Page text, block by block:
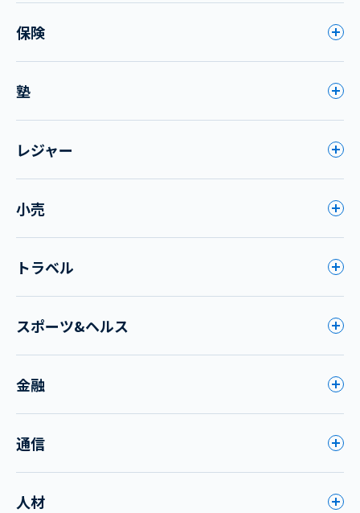
保険
塾
レジャー
小売
トラベル
スポーツ&ヘルス
金融
通信
人材